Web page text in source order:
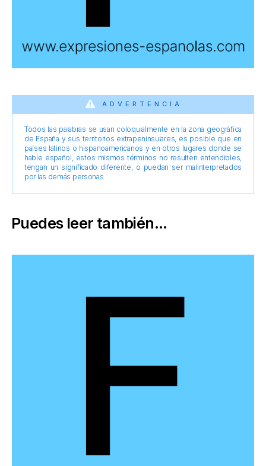
ADVERTENCIA
Todos las palabras se usan coloquialmente en la zona geográfica
de España y sus territorios extrapeninsulares, es posible que en
países latinos o hispanoamericanos y en otros lugares donde se
hable español, estos mismos términos no resulten entendibles,
tengan un significado diferente, o puedan ser malinterpretados
por las demás personas
Puedes leer también...